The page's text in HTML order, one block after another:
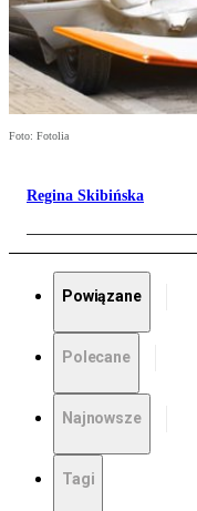
Foto: Fotolia
Regina Skibińska
Powiązane
Polecane
Najnowsze
Tagi